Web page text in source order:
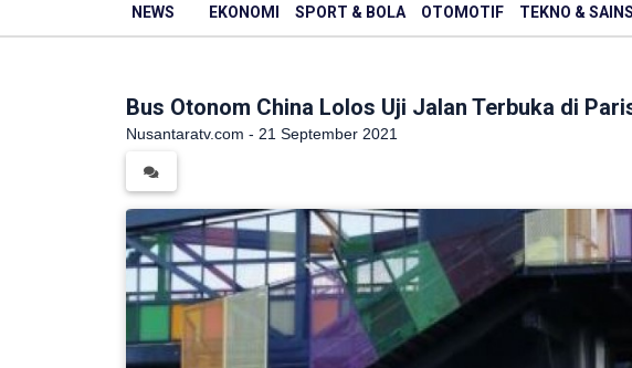
NEWS EKONOMI SPORT & BOLA OTOMOTIF TEKNO & SAINS
Bus Otonom China Lolos Uji Jalan Terbuka di
Nusantaratv.com - 21 September 2021